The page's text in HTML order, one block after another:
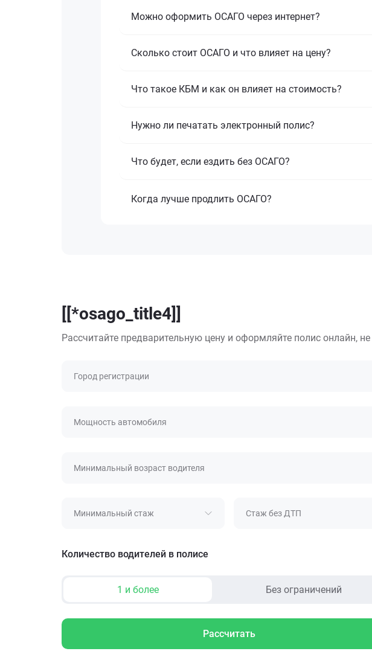
Можно оформить ОСАГО через интернет?
Сколько стоит ОСАГО и что влияет на цену?
Что такое КБМ и как он влияет на стоимость?
Нужно ли печатать электронный полис?
Что будет, если ездить без ОСАГО?
Когда лучше продлить ОСАГО?
[[*osago_title4]]
Рассчитайте предварительную цену и оформляйте полис онлайн,
Город регистрации
Мощность автомобиля
Минимальный возраст водителя
Минимальный стаж Стаж без ДТП
Количество водителей в полисе
1 и более Без ограничений
Рассчитать